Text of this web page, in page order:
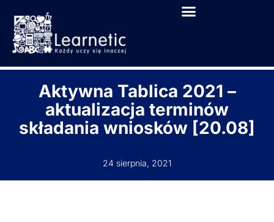
Aktywna Tablica 2021 –
aktualizacja terminów
składania wniosków [20.08]
24 sierpnia, 2021